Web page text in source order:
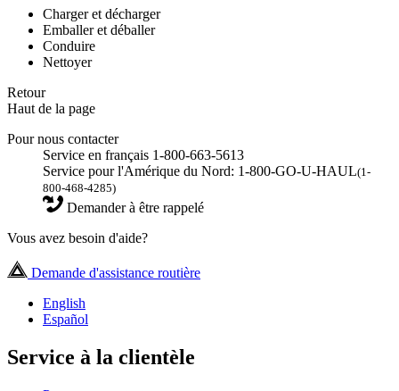
Charger et décharger
Emballer et déballer
Conduire
Nettoyer
Retour
Haut de la page
Pour nous contacter
Service en français 1-800-663-5613
Service pour l'Amérique du Nord: 1-800-GO-U-HAUL(1-
800-468-4285)
Demander à être rappelé
Vous avez besoin d'aide?
Demande d'assistance routière
English
Español
Service à la clientèle